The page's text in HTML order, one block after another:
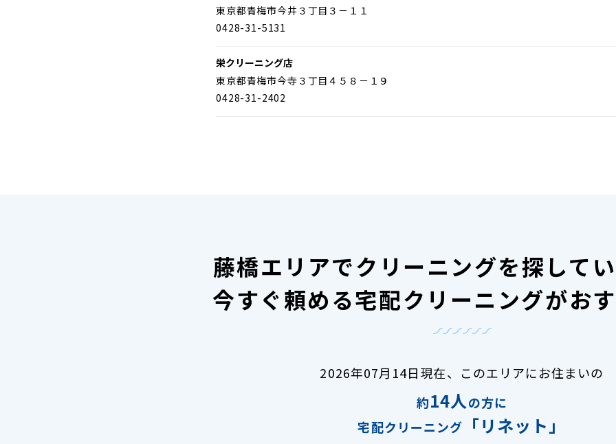
東京都青梅市今井３丁目３－１１
0428-31-5131
栄クリーニング店
東京都青梅市今寺３丁目４５８－１９
0428-31-2402
藤橋エリアでクリーニングを探して
今すぐ頼める宅配クリーニングがお
2026年07月14日現在、
このエリアにお住まいの
約14人の方に
宅配クリーニング
「リネット」